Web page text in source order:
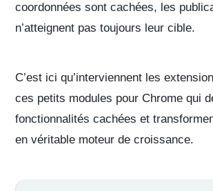
coordonnées sont cachées, les
n’atteignent pas toujours leur cible.
C’est ici qu’interviennent les
ces petits modules pour Chrome qui
fonctionnalités cachées et
en véritable moteur de croissance.